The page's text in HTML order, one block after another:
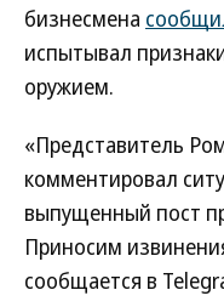
бизнесмена
испытывал
оружием.
«Представитель
комментировал
выпущенный пост
Приносим
сообщается в